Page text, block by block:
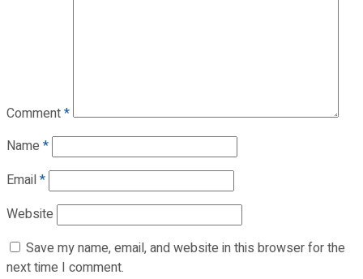
Comment*
Name *
Email*
Website
Save my name, email, and website in this browser for the
next time I comment.